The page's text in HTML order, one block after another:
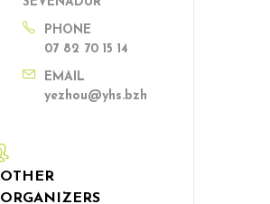
PHONE
07 82 70 15 14
EMAIL
yezhou@yhs.bzh
OTHER
ORGANIZERS